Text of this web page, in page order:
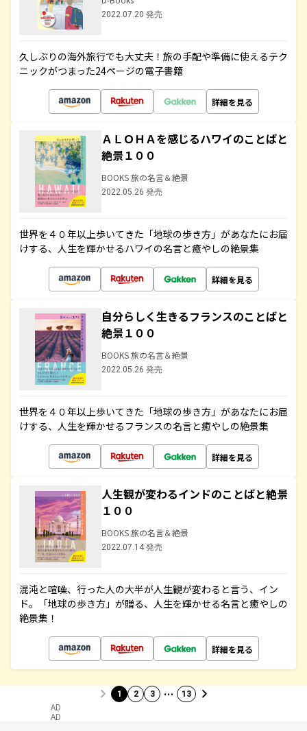
2022.07.20 発売
久しぶりの海外旅行でも大丈夫！旅の手配や準備に使えるテク
ニックがつまった24ページの電子書籍
詳細を見る
ＡＬＯＨＡを感じるハワイのことばと
絶景１００
BOOKS 旅の名言＆絶景
2022.05.26 発売
世界を４０年以上歩いてきた「地球の歩き方」があなたにお届
けする、人生を輝かせるハワイの名言と癒やしの絶景集
詳細を見る
自分らしく生きるフランスのことばと
絶景１００
BOOKS 旅の名言＆絶景
2022.05.26 発売
世界を４０年以上歩いてきた「地球の歩き方」があなたにお届
けする、人生を輝かせるフランスの名言と癒やしの絶景集
詳細を見る
人生観が変わるインドのことばと絶景
１００
BOOKS 旅の名言＆絶景
2022.07.14 発売
混沌と喧噪、行った人の大半が人生観が変わると言う、イン
ド。「地球の歩き方」が贈る、人生を輝かせる名言と癒やしの
絶景集！
詳細を見る
1 2 3 … 13
AD
AD